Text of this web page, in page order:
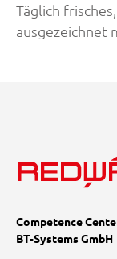
Täglich
ausgezeichnet
Competence
BT-Systems GmbH